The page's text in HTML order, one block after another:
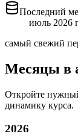
Последний
июль 2026
самый свежий
Месяцы в
Откройте
динамику курса.
2026